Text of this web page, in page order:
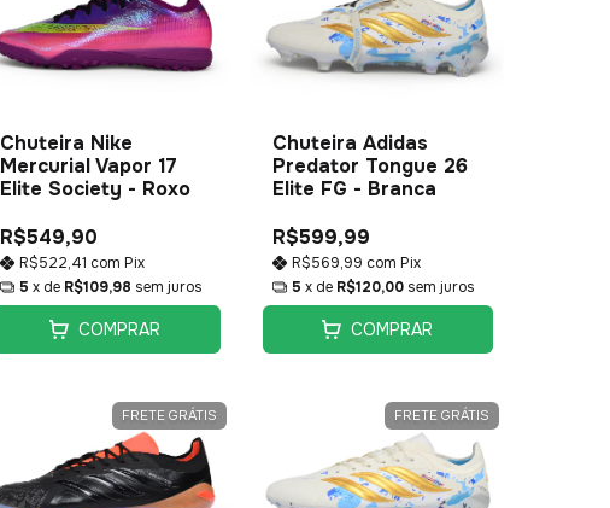
Chuteira Nike
Mercurial Vapor 17
Elite Society - Roxo
R$549,90
R$522,41 com Pix
5 x de R$109,98 sem juros
COMPRAR
Chuteira Adidas
Predator Tongue 26
Elite FG - Branca
R$599,99
R$569,99 com Pix
5 x de R$120,00 sem juros
COMPRAR
FRETE GRÁTIS FRETE GRÁTIS